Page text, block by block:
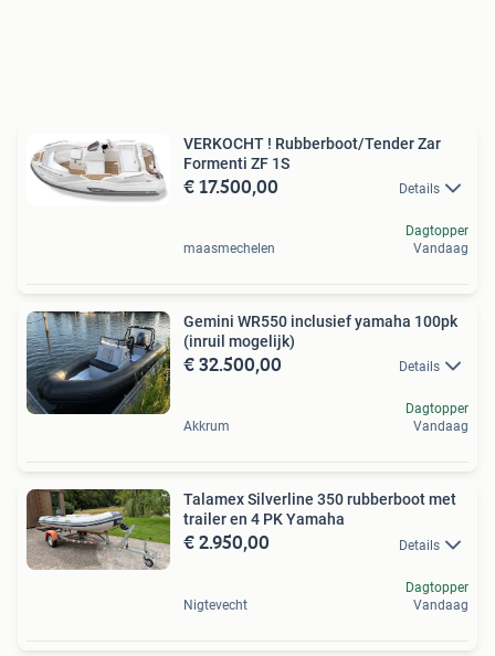
VERKOCHT ! Rubberboot/Tender Zar
Formenti ZF 1S
€ 17.500,00 Details
maasmechelen
Dagtopper
Vandaag
Gemini WR550 inclusief yamaha 100pk
(inruil mogelijk)
€ 32.500,00 Details
Akkrum
Dagtopper
Vandaag
Talamex Silverline 350 rubberboot met
trailer en 4 PK Yamaha
€ 2.950,00 Details
Nigtevecht
Dagtopper
Vandaag